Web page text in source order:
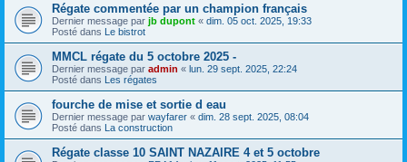
Régate commentée par un champion français
Dernier message par jb dupont « dim. 05 oct. 2025, 19:33
Posté dans Le bistrot
MMCL régate du 5 octobre 2025 -
Dernier message par admin « lun. 29 sept. 2025, 22:24
Posté dans Les régates
fourche de mise et sortie d eau
Dernier message par wayfarer « dim. 28 sept. 2025, 08:04
Posté dans La construction
Régate classe 10 SAINT NAZAIRE 4 et 5 octobre